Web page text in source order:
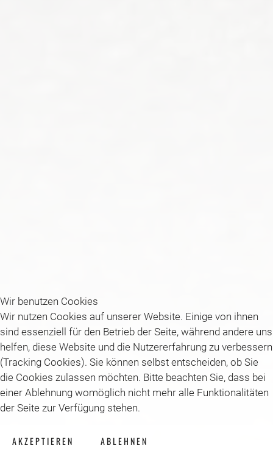
Wir benutzen Cookies
Wir nutzen Cookies auf unserer Website. Einige von ihnen
sind essenziell für den Betrieb der Seite, während andere uns
helfen, diese Website und die Nutzererfahrung zu verbessern
(Tracking Cookies). Sie können selbst entscheiden, ob Sie
die Cookies zulassen möchten. Bitte beachten Sie, dass bei
einer Ablehnung womöglich nicht mehr alle Funktionalitäten
der Seite zur Verfügung stehen.
AKZEPTIEREN ABLEHNEN